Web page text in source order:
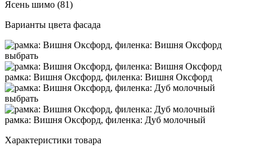
Ясень шимо (81)
Варианты цвета фасада
выбрать
рамка: Вишня Оксфорд, филенка: Вишня Оксфорд
выбрать
рамка: Вишня Оксфорд, филенка: Дуб молочный
Характеристики товара